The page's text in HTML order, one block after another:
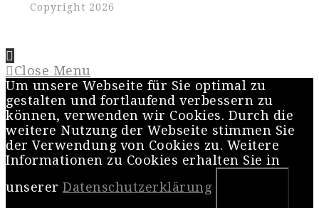
Copyright 2026
Close Menu
Um unsere Webseite für Sie optimal zu
gestalten und fortlaufend verbessern zu
können, verwenden wir Cookies. Durch die
weitere Nutzung der Webseite stimmen Sie
der Verwendung von Cookies zu. Weitere
Informationen zu Cookies erhalten Sie in
unserer Datenschutzerklärung